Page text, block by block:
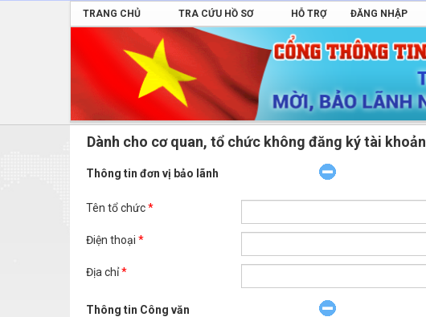
TRANG CHỦ TRA CỨU HỒ SƠ HỖ TRỢ ĐĂNG NHẬP
Dành cho cơ quan, tổ chức không đăng ký tài khoản
Thông tin đơn vị bảo lãnh
Tên tổ chức*
Điện thoại *
Địa chỉ*
Thông tin Công văn